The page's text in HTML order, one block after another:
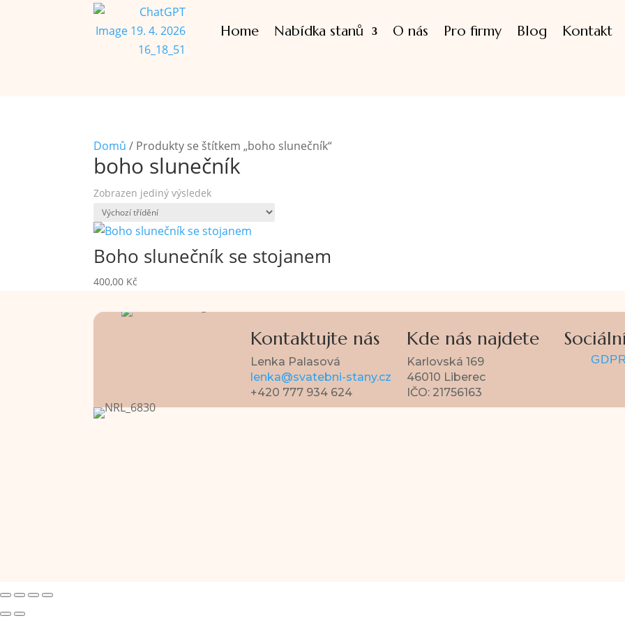
Home Nabídka stanů O nás Pro firmy Blog Kontakt
Domů / Produkty se štítkem „boho slunečník“
boho slunečník
Zobrazen jediný výsledek
Boho slunečník se stojanem
400,00 Kč
Kontaktujte nás
Lenka Palasová
lenka@svatebni-stany.cz
+420 777 934 624
Kde nás najdete
Karlovská 169
46010 Liberec
IČO: 21756163